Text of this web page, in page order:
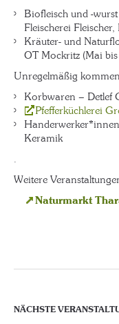
Biofleisch und -
Fleischerei
Kräuter- und
OT Mockritz (Mai
Unregelmäßig
Korbwaren – Detlef
Pfefferküchlerei
Keramik
.
Weitere
Naturmarkt
NÄCHSTE